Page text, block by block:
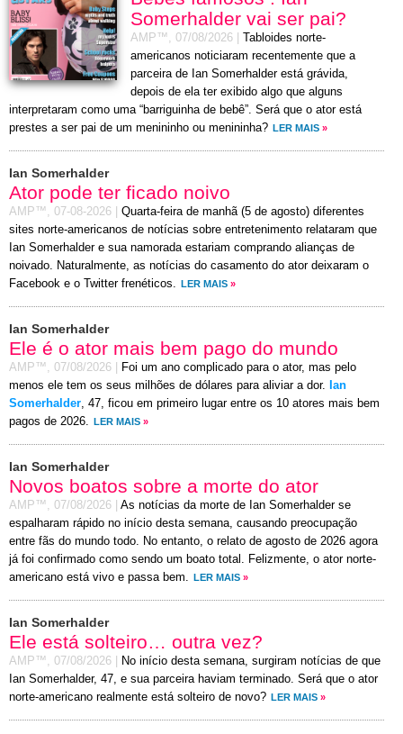
Somerhalder vai ser pai?
AMP™, 07/08/2026
Tabloides norte-
americanos noticiaram recentemente que a
parceira de Ian Somerhalder está grávida,
depois de ela ter exibido algo que alguns
interpretaram como uma “barriguinha de bebê”. Será que o ator está
prestes a ser pai de um menininho ou menininha? LER MAIS »
Ian Somerhalder
Ator pode ter ficado noivo
AMP™, 07-08-2026
Quarta-feira de manhã (5 de agosto) diferentes
sites norte-americanos de notícias sobre entretenimento relataram que
Ian Somerhalder e sua namorada estariam comprando alianças de
noivado. Naturalmente, as notícias do casamento do ator deixaram o
Facebook e o Twitter frenéticos.
LER MAIS »
Ian Somerhalder
Ele é o ator mais bem pago do mundo
AMP™, 07/08/2026
Foi um ano complicado para o ator, mas pelo
menos ele tem os seus milhões de dólares para aliviar a dor.
Ian
Somerhalder, 47, ficou em primeiro lugar entre os 10 atores mais bem
pagos de 2026.
LER MAIS »
Ian Somerhalder
Novos boatos sobre a morte do ator
AMP™, 07/08/2026
As notícias da morte de Ian Somerhalder se
espalharam rápido no início desta semana, causando preocupação
entre fãs do mundo todo. No entanto, o relato de agosto de 2026 agora
já foi confirmado como sendo um boato total. Felizmente, o ator norte-
americano está vivo e passa bem.
LER MAIS »
Ian Somerhalder
Ele está solteiro… outra vez?
AMP™, 07/08/2026
No início desta semana, surgiram notícias de que
Ian Somerhalder, 47, e sua parceira haviam terminado. Será que o ator
norte-americano realmente está solteiro de novo? LER MAIS »